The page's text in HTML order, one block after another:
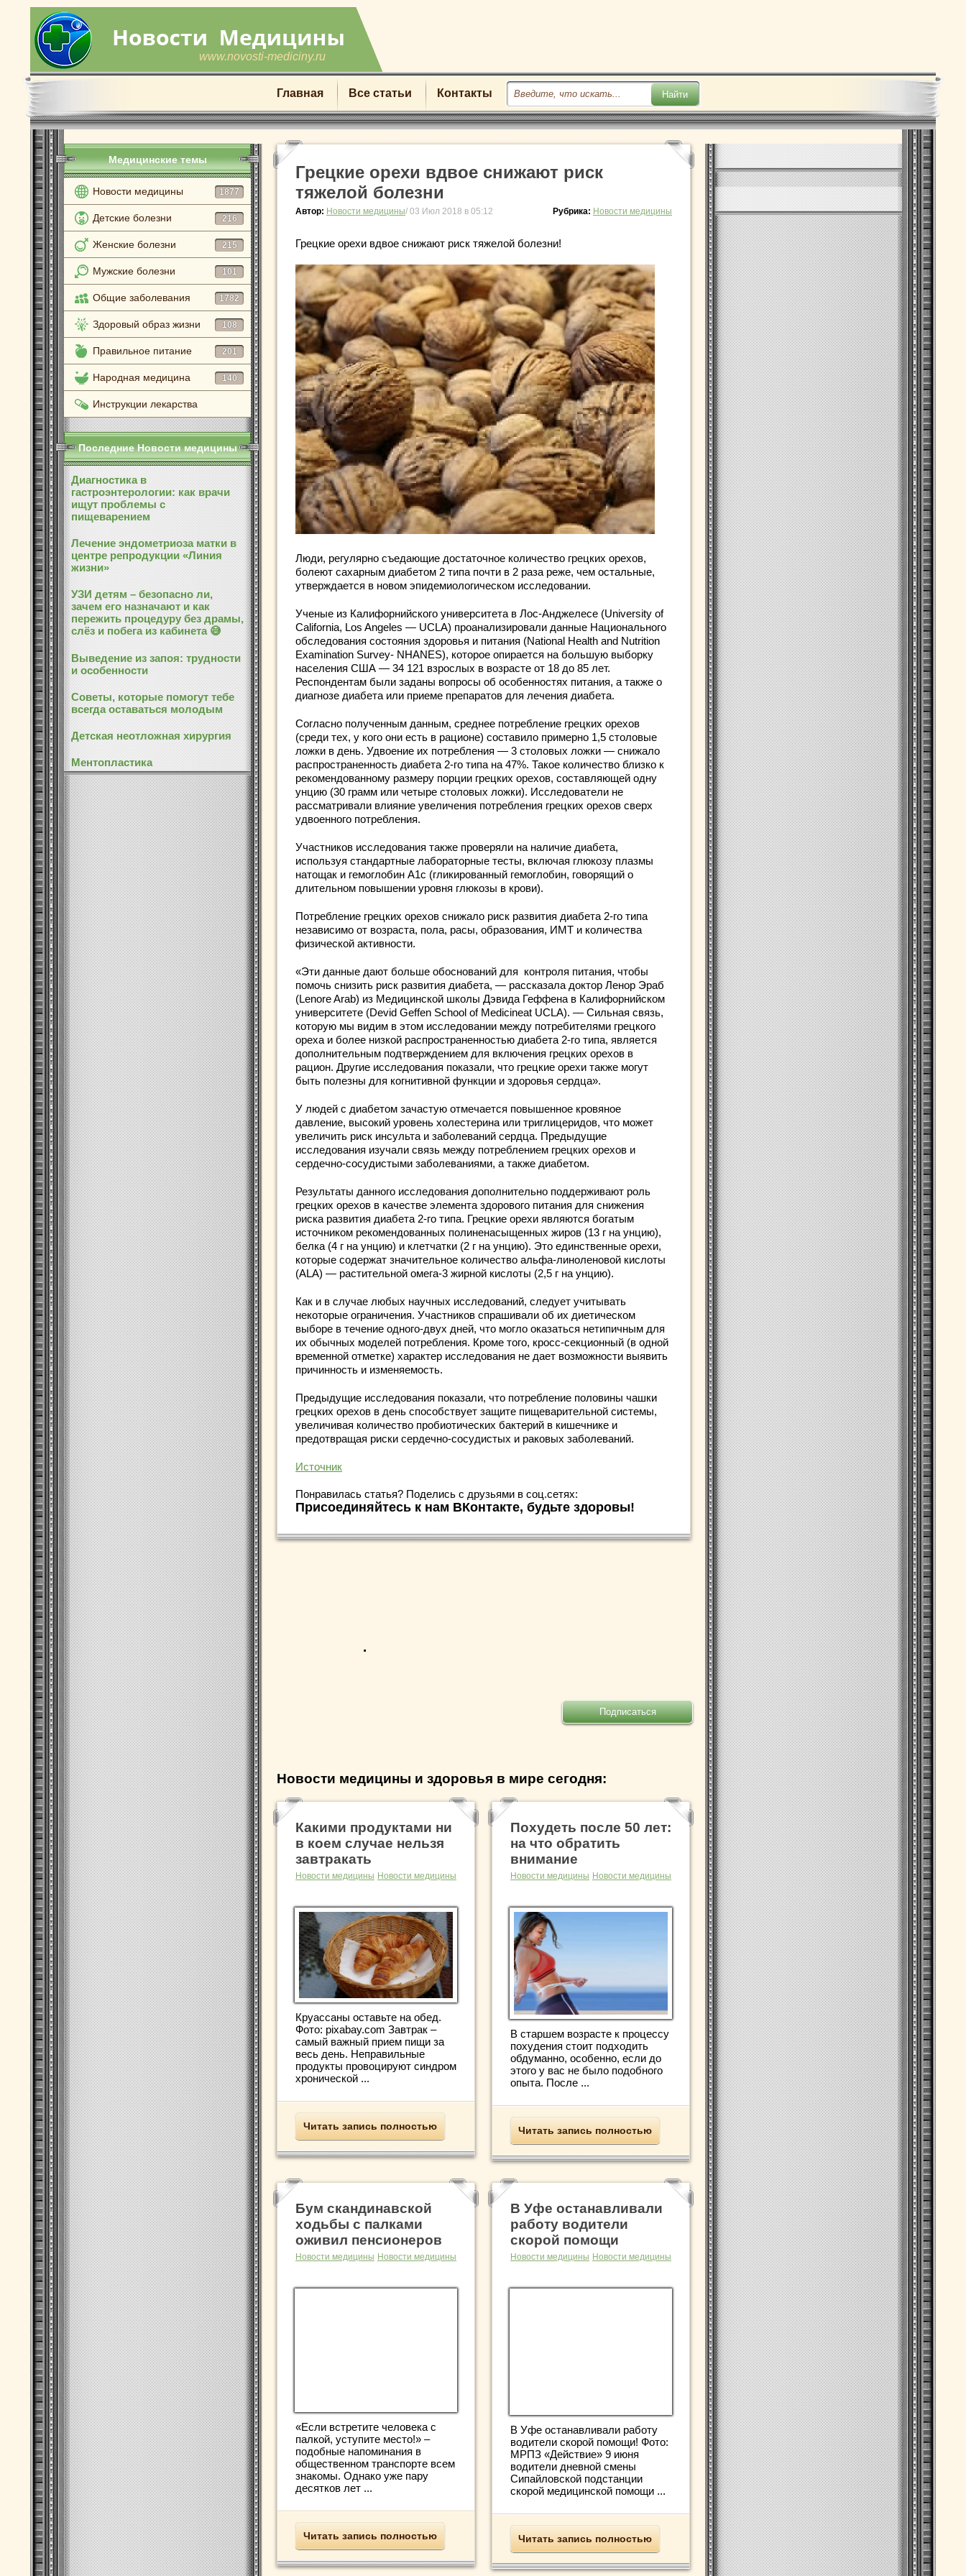
www.novosti-mediciny.ru
Главная Все статьи Контакты
Медицинские темы
Новости медицины 1877
Детские болезни 216
Женские болезни 215
Мужские болезни 101
Общие заболевания 1782
Здоровый образ жизни 108
Правильное питание 201
Народная медицина 140
Инструкции лекарства
Последние Новости медицины
Диагностика в
гастроэнтерологии: как врачи
ищут проблемы с
пищеварением
Лечение эндометриоза матки в
центре репродукции «Линия
жизни»
УЗИ детям – безопасно ли,
зачем его назначают и как
пережить процедуру без драмы,
слёз и побега из кабинета 😅
Выведение из запоя: трудности
и особенности
Советы, которые помогут тебе
всегда оставаться молодым
Детская неотложная хирургия
Ментопластика
Грецкие орехи вдвое снижают риск
тяжелой болезни
Автор: Новости медицины/ 03 Июл 2018 в 05:12 Рубрика: Новости медицины
Грецкие орехи вдвое снижают риск тяжелой болезни!
Люди, регулярно съедающие достаточное количество грецких орехов,
болеют сахарным диабетом 2 типа почти в 2 раза реже, чем остальные,
утверждается в новом эпидемиологическом исследовании.
Ученые из Калифорнийского университета в Лос-Анджелесе (University of
California, Los Angeles — UCLA) проанализировали данные Национального
обследования состояния здоровья и питания (National Health and Nutrition
Examination Survey- NHANES), которое опирается на большую выборку
населения США — 34 121 взрослых в возрасте от 18 до 85 лет.
Респондентам были заданы вопросы об особенностях питания, а также о
диагнозе диабета или приеме препаратов для лечения диабета.
Согласно полученным данным, среднее потребление грецких орехов
(среди тех, у кого они есть в рационе) составило примерно 1,5 столовые
ложки в день. Удвоение их потребления — 3 столовых ложки — снижало
распространенность диабета 2-го типа на 47%. Такое количество близко к
рекомендованному размеру порции грецких орехов, составляющей одну
унцию (30 грамм или четыре столовых ложки). Исследователи не
рассматривали влияние увеличения потребления грецких орехов сверх
удвоенного потребления.
Участников исследования также проверяли на наличие диабета,
используя стандартные лабораторные тесты, включая глюкозу плазмы
натощак и гемоглобин A1c (гликированный гемоглобин, говорящий о
длительном повышении уровня глюкозы в крови).
Потребление грецких орехов снижало риск развития диабета 2-го типа
независимо от возраста, пола, расы, образования, ИМТ и количества
физической активности.
«Эти данные дают больше обоснований для контроля питания, чтобы
помочь снизить риск развития диабета, — рассказала доктор Ленор Эраб
(Lenore Arab) из Медицинской школы Дэвида Геффена в Калифорнийском
университете (Devid Geffen School of Medicineat UCLA). — Сильная связь,
которую мы видим в этом исследовании между потребителями грецкого
ореха и более низкой распространенностью диабета 2-го типа, является
дополнительным подтверждением для включения грецких орехов в
рацион. Другие исследования показали, что грецкие орехи также могут
быть полезны для когнитивной функции и здоровья сердца».
У людей с диабетом зачастую отмечается повышенное кровяное
давление, высокий уровень холестерина или триглицеридов, что может
увеличить риск инсульта и заболеваний сердца. Предыдущие
исследования изучали связь между потреблением грецких орехов и
сердечно-сосудистыми заболеваниями, а также диабетом.
Результаты данного исследования дополнительно поддерживают роль
грецких орехов в качестве элемента здорового питания для снижения
риска развития диабета 2-го типа. Грецкие орехи являются богатым
источником рекомендованных полиненасыщенных жиров (13 г на унцию),
белка (4 г на унцию) и клетчатки (2 г на унцию). Это единственные орехи,
которые содержат значительное количество альфа-линоленовой кислоты
(ALA) — растительной омега-3 жирной кислоты (2,5 г на унцию).
Как и в случае любых научных исследований, следует учитывать
некоторые ограничения. Участников спрашивали об их диетическом
выборе в течение одного-двух дней, что могло оказаться нетипичным для
их обычных моделей потребления. Кроме того, кросс-секционный (в одной
временной отметке) характер исследования не дает возможности выявить
причинность и изменяемость.
Предыдущие исследования показали, что потребление половины чашки
грецких орехов в день способствует защите пищеварительной системы,
увеличивая количество пробиотических бактерий в кишечнике и
предотвращая риски сердечно-сосудистых и раковых заболеваний.
Источник
Понравилась статья? Поделись с друзьями в соц.сетях:
Присоединяйтесь к нам ВКонтакте, будьте здоровы!
.
Новости медицины и здоровья в мире сегодня:
Какими продуктами ни
в коем случае нельзя
завтракать
Новости медицины Новости медицины
Круассаны оставьте на обед.
Фото: pixabay.com Завтрак –
самый важный прием пищи за
весь день. Неправильные
продукты провоцируют синдром
хронической ...
Читать запись полностью
Похудеть после 50 лет:
на что обратить
внимание
Новости медицины Новости медицины
В старшем возрасте к процессу
похудения стоит подходить
обдуманно, особенно, если до
этого у вас не было подобного
опыта. После ...
Читать запись полностью
Бум скандинавской
ходьбы с палками
оживил пенсионеров
Новости медицины Новости медицины
«Если встретите человека с
палкой, уступите место!» –
подобные напоминания в
общественном транспорте всем
знакомы. Однако уже пару
десятков лет ...
Читать запись полностью
В Уфе останавливали
работу водители
скорой помощи
Новости медицины Новости медицины
В Уфе останавливали работу
водители скорой помощи! Фото:
МРПЗ «Действие» 9 июня
водители дневной смены
Сипайловской подстанции
скорой медицинской помощи ...
Читать запись полностью